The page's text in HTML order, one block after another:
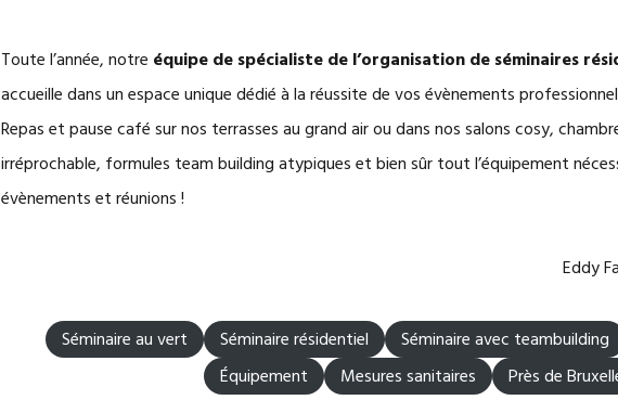
Toute l’année, notre équipe de spécialiste de l’organisation de séminaires
accueille dans un espace unique dédié à la réussite de vos évènements
Repas et pause café sur nos terrasses au grand air ou dans nos salons cosy,
irréprochable, formules team building atypiques et bien sûr tout l’équipement
évènements et réunions !
Eddy
Séminaire au vert Séminaire résidentiel Séminaire avec teambuilding
Équipement
Mesures sanitaires Près de